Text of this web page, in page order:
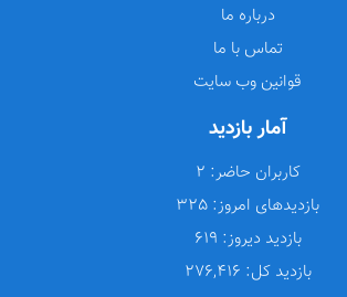
درباره ما
تماس با ما
قوانین وب سایت
آمار بازدید
کاربران حاضر:
بازدیدهای امروز:
بازدید دیروز:
بازدید کل: